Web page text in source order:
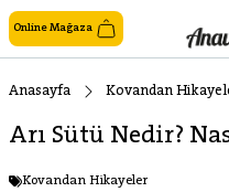
Online Mağaza
Anasayfa Kovandan
Arı Sütü Nedir?
Kovandan Hikayeler